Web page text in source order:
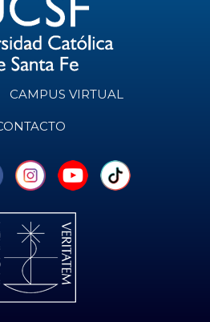
CAMPUS VIRTUAL